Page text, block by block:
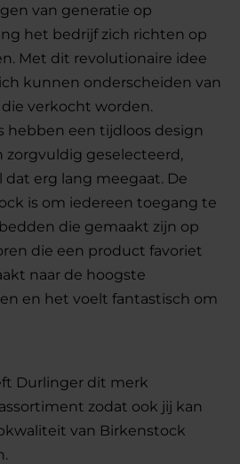
van generatie op
het bedrijf zich richten op
Met dit revolutionaire idee
kunnen onderscheiden van
verkocht worden.
hebben een tijdloos design
zorgvuldig geselecteerd,
dat erg lang meegaat. De
is om iedereen toegang te
die gemaakt zijn op
die een product favoriet
naar de hoogste
en het voelt fantastisch om
Durlinger dit merk
zodat ook jij kan
van Birkenstock